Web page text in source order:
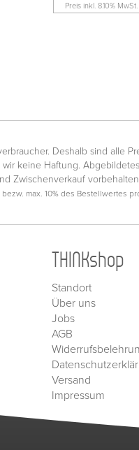
Preis inkl. 8.10%
Deshalb sind alle
keine Haftung.
Zwischenverkauf
max. 10% des Bestellwertes
THINKshop
Standort
Über uns
Jobs
AGB
Versand
Impressum